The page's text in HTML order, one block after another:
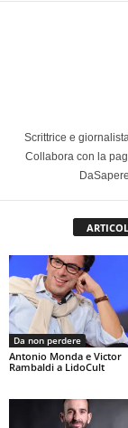
Scrittrice e
Collabora con la
Da non perdere
Antonio Monda e Victor
Rambaldi a LidoCult